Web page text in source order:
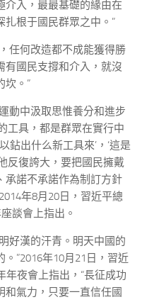
介入，最最基礎的緣由在
根于國民群眾之中。”
任何改造都不成能獲得勝
有國民支撐和介入，就沒
坎。”
動中汲取思惟養分和進步
工具，都是群眾在實行中
鉆出什么新工具來’，‘這是
反復誇大，要把國民擁戴
承諾不承諾作為制訂方針
年8月20日，習近平總
談會上指出。
好漢的汗青。明天中國的
”2016年10月21日，習近
夜會上指出，“長征成功
和氣力，只要一直信任國